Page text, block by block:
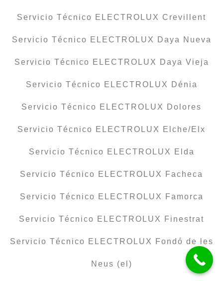
Servicio Técnico ELECTROLUX Crevillent
Servicio Técnico ELECTROLUX Daya Nueva
Servicio Técnico ELECTROLUX Daya Vieja
Servicio Técnico ELECTROLUX Dénia
Servicio Técnico ELECTROLUX Dolores
Servicio Técnico ELECTROLUX Elche/Elx
Servicio Técnico ELECTROLUX Elda
Servicio Técnico ELECTROLUX Facheca
Servicio Técnico ELECTROLUX Famorca
Servicio Técnico ELECTROLUX Finestrat
Servicio Técnico ELECTROLUX Fondó de les
Neus (el)